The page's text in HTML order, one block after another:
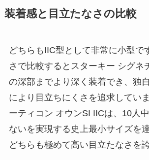
装着感と目立たなさの比較
どちらもIIC型として非常に小型で
さで比較するとスターキー シグネ
の深部までより深く装着でき、独
により目立ちにくさを追求してい
ーティコン オウンSI IICは、10人
ないを実現する史上最小サイズを
どちらも極めて高い目立たなさを